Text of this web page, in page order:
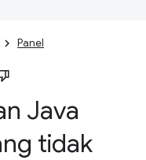
Panel
Java
tidak